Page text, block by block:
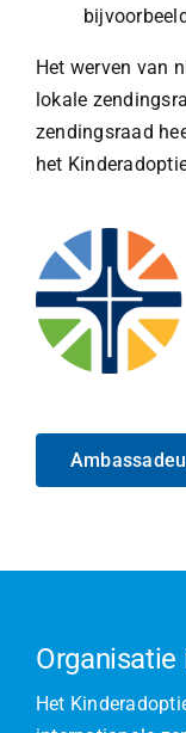
Het werven van
lokale
zendingsraad
het
Organisatie
Het